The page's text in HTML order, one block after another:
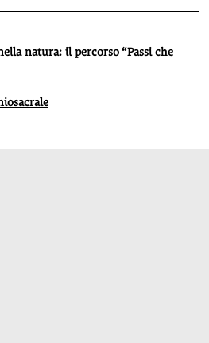
natura: il percorso “Passi che